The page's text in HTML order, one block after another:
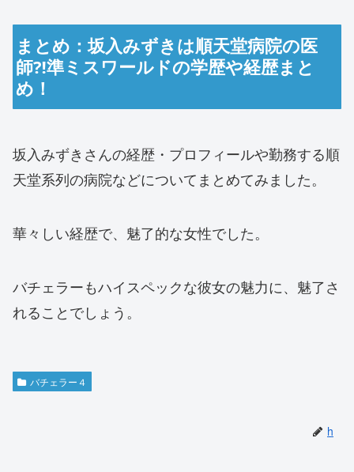
まとめ：坂入みずきは順天堂病院の医
師⁈準ミスワールドの学歴や経歴まと
め！
坂入みずきさんの経歴・プロフィールや勤務する順
天堂系列の病院などについてまとめてみました。
華々しい経歴で、魅了的な女性でした。
バチェラーもハイスペックな彼女の魅力に、魅了さ
れることでしょう。
バチェラー４
h